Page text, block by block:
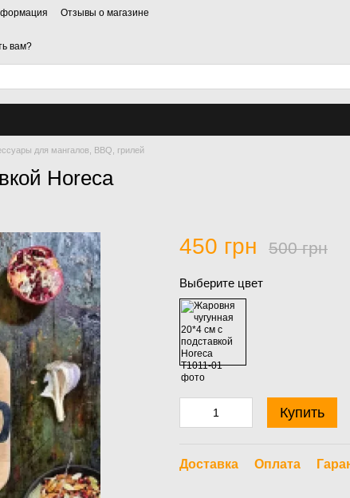
Отзывы о магазине
вам?
для мангалов, BBQ, грилей
Horeca
450 грн 500 грн
Выберите цвет
Купить
Доставка Оплата